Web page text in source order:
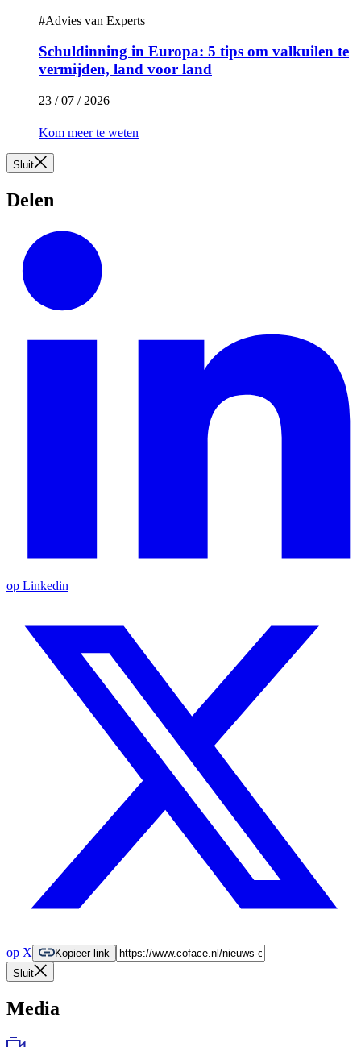
#Advies van Experts
Schuldinning in Europa: 5 tips om valkuilen te
vermijden, land voor land
23 / 07 / 2026
Kom meer te weten
Sluit
Delen
op Linkedin
op X
Kopieer link
Sluit
Media